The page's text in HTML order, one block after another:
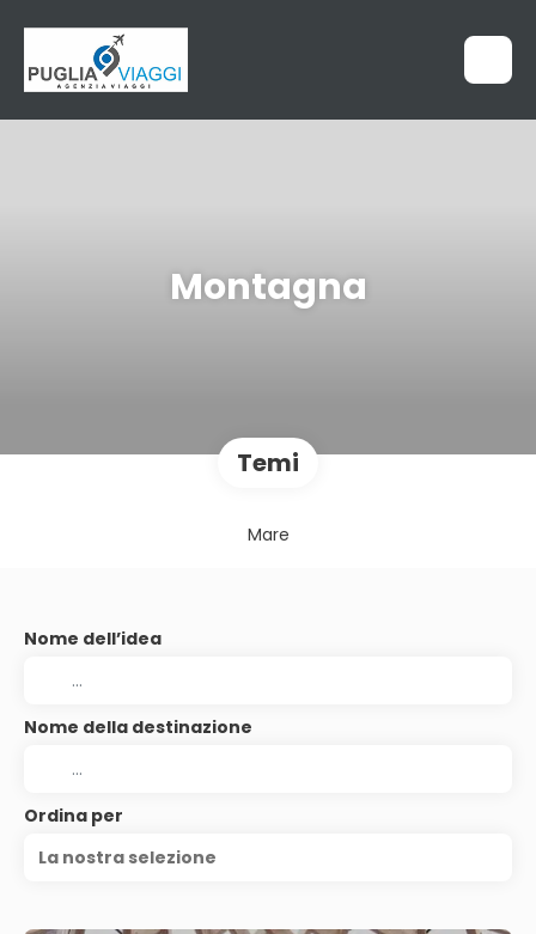
Montagna
Temi
Mare
Nome dell’idea
Nome della destinazione
Ordina per
La nostra selezione